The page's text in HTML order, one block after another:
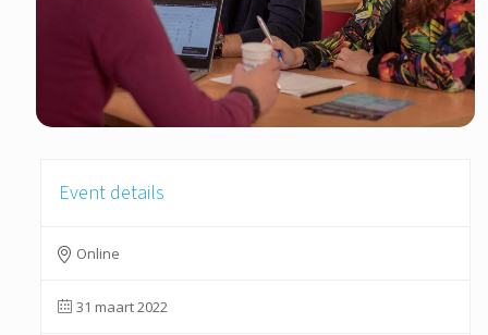
Event details
Online
31 maart 2022